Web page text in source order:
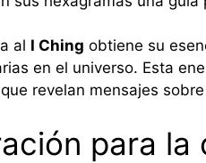
al I Ching obtiene su
en el universo. Esta
revelan mensajes
para